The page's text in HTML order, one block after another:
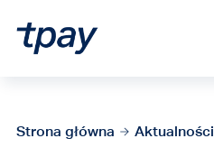
Strona główna Aktualności